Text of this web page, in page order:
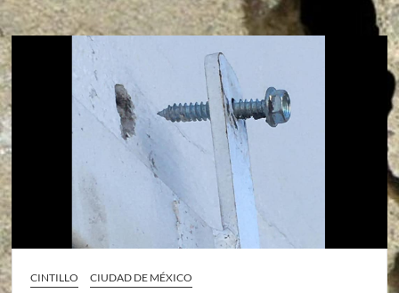
CINTILLO
CIUDAD DE MÉXICO